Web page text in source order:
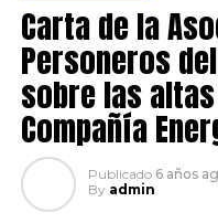
Carta de la
Personeros
sobre las
Compañía
Publicado 6 años
By admin